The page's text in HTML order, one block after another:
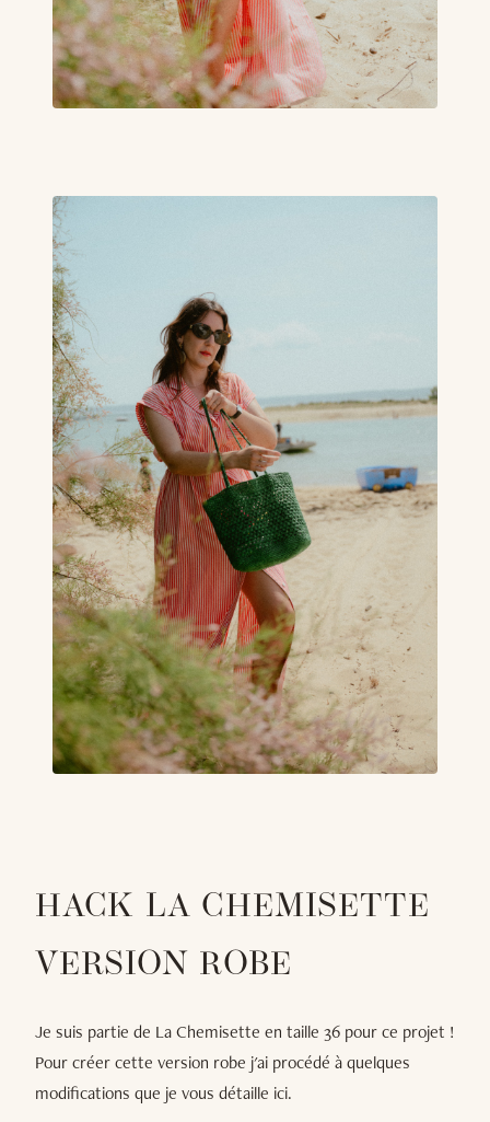
HACK LA CHEMISETTE
VERSION ROBE
Je suis partie de La Chemisette en taille 36 pour ce projet !
Pour créer cette version robe j'ai procédé à quelques
modifications que je vous détaille ici.